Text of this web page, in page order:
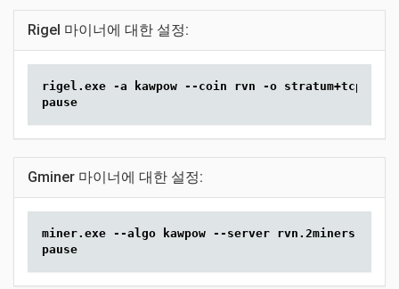
Rigel 마이너에 대한 설정:
rigel.exe -a kawpow --coin rvn -o stratum+tcp://
pause
Gminer 마이너에 대한 설정:
miner.exe --algo kawpow --server rvn.2miners.com:6060
pause